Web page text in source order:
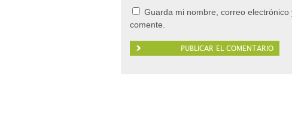
Guarda mi nombre, correo
comente.